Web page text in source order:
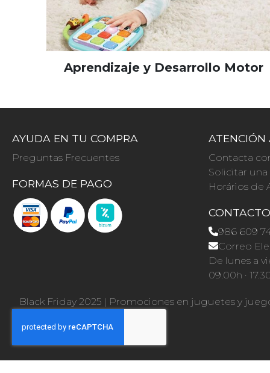
Aprendizaje y Desarrollo Motor
AYUDA EN TU COMPRA
Preguntas Frecuentes
FORMAS DE PAGO
ATENCIÓN
Contacta
Solicitar
Horários de
CONTACTO
986 609
Correo
De lunes a
09.00h ·
Black Friday 2025 | Promociones en juguetes y